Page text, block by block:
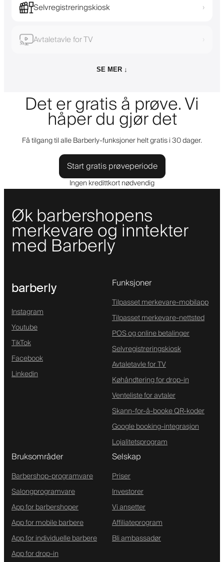
Selvregistreringskiosk ›
Avtaletavle for TV ›
SE MER ↓
Det er gratis å prøve. Vi
håper du gjør det
Få tilgang til alle Barberly-funksjoner helt gratis i 30 dager.
Start gratis prøveperiode
Ingen kredittkort nødvendig
Øk barbershopens
merkevare og inntekter
med Barberly
barberly
Instagram
Youtube
TikTok
Facebook
Linkedin
Funksjoner
Tilpasset merkevare-mobilapp
Tilpasset merkevare-nettsted
POS og online betalinger
Selvregistreringskiosk
Avtaletavle for TV
Køhåndtering for drop-in
Venteliste for avtaler
Skann-for-å-booke QR-koder
Google booking-integrasjon
Lojalitetsprogram
Bruksområder
Barbershop-programvare
Salongprogramvare
App for barbershoper
App for mobile barbere
App for individuelle barbere
App for drop-in
Selskap
Priser
Investorer
Vi ansetter
Affiliateprogram
Bli ambassadør